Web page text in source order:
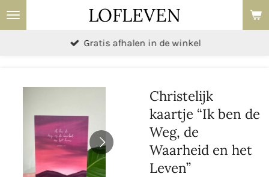
Ga
direct
LOFLEVEN
Gratis afhalen in de winkel
Christelijk
kaartje “Ik ben de
Weg, de
Waarheid en het
Leven”